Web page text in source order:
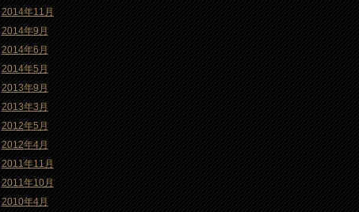
2014年11月
2014年9月
2014年6月
2014年5月
2013年9月
2013年3月
2012年5月
2012年4月
2011年11月
2011年10月
2010年4月